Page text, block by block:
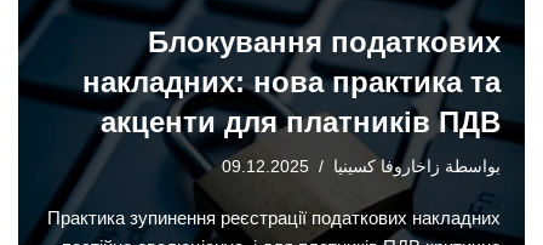
Блокування податкових
накладних: нова практика та
акценти для платників ПДВ
بواسطة زاخاروفا كسينيا 09.12.2025
Практика зупинення реєстрації податкових накладних